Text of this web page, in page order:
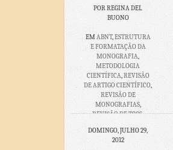
POR REGINA DEL
BUONO
EMABNT,ESTRUTURA
E FORMATAÇÃO DA
MONOGRAFIA,
METODOLOGIA
CIENTÍFICA,REVISÃO
DE ARTIGO CIENTÍFICO,
REVISÃO DE
MONOGRAFIAS,
REVISÃO DE TCCS,
15 COMENTÁRIOS
DOMINGO, JULHO 29,
2012